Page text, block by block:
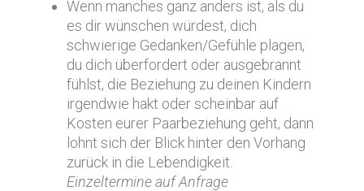
Wenn manches ganz anders ist, als du
es dir wünschen würdest, dich
schwierige Gedanken/Gefühle plagen,
du dich überfordert oder ausgebrannt
fühlst, die Beziehung zu deinen Kindern
irgendwie hakt oder scheinbar auf
Kosten eurer Paarbeziehung geht, dann
lohnt sich der Blick hinter den Vorhang
zurück in die Lebendigkeit.
Einzeltermine auf Anfrage